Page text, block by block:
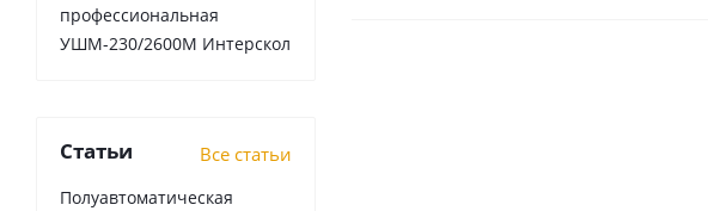
профессиональная
УШМ-230/2600М Интерскол
Статьи Все статьи
Полуавтоматическая